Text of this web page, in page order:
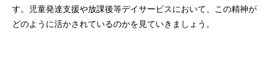
す。児童発達支援や放課後等デイサービスにおいて、この精神が
どのように活かされているのかを見ていきましょう。